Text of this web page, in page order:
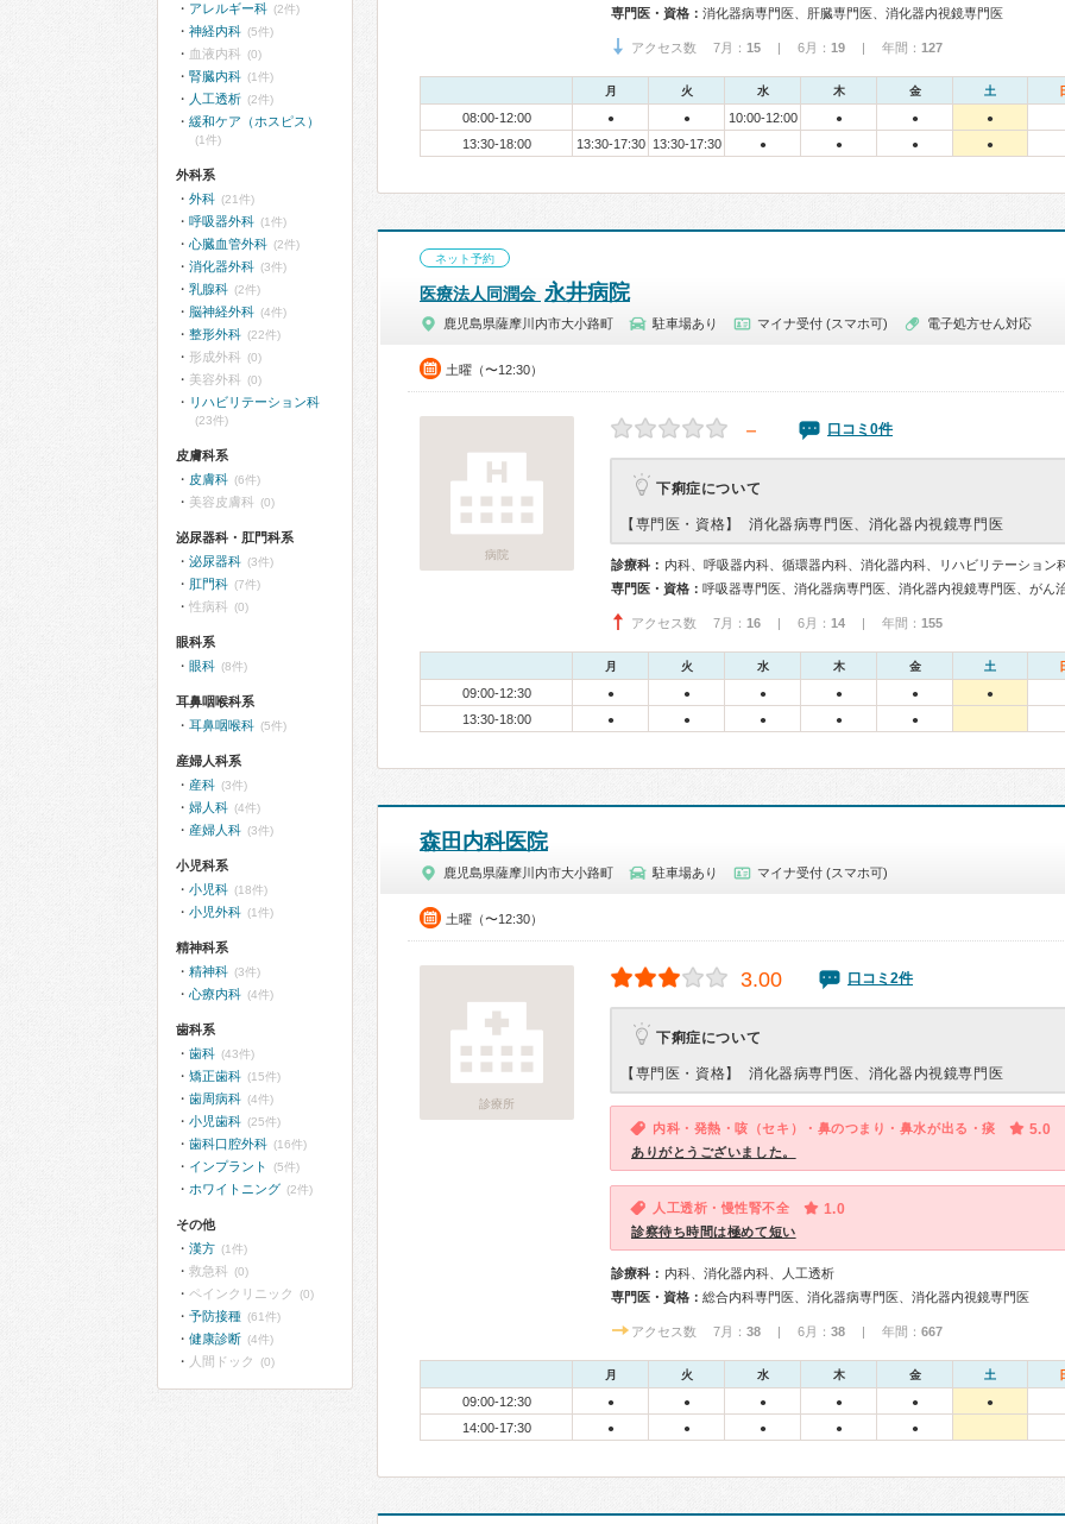
専門医・資格： 消化器病専門医、肝臓専門医、消化器内視鏡専門医
アクセス数 7月： 15 | 6月： 19 | 年間： 127
月 火 水 木 金 土
08:00-12:00 ● ● 10:00-12:00 ● ● ●
13:30-18:00 13:30-17:30 13:30-17:30 ● ● ● ●
ネット予約
医療法人同潤会 永井病院
鹿児島県薩摩川内市大小路町 駐車場あり マイナ受付 (スマホ可) 電子処方せん対応
土曜（〜12:30）
病院
－ 口コミ0件
下痢症について
【専門医・資格】 消化器病専門医、消化器内視鏡専門医
診療科： 内科、呼吸器内科、循環器内科、消化器内科、リハビリテーション
専門医・資格： 呼吸器専門医、消化器病専門医、消化器内視鏡専門医、がん
アクセス数 7月： 16 | 6月： 14 | 年間： 155
月 火 水 木 金 土
09:00-12:30 ● ● ● ● ● ●
13:30-18:00 ● ● ● ● ●
森田内科医院
鹿児島県薩摩川内市大小路町 駐車場あり マイナ受付 (スマホ可)
土曜（〜12:30）
診療所
3.00 口コミ2件
下痢症について
【専門医・資格】 消化器病専門医、消化器内視鏡専門医
内科・発熱・咳（セキ）・鼻のつまり・鼻水が出る・痰 5.0
ありがとうございました。
人工透析・慢性腎不全 1.0
診察待ち時間は極めて短い
診療科： 内科、消化器内科、人工透析
専門医・資格： 総合内科専門医、消化器病専門医、消化器内視鏡専門医
アクセス数 7月： 38 | 6月： 38 | 年間： 667
月 火 水 木 金 土
09:00-12:30 ● ● ● ● ● ●
14:00-17:30 ● ● ● ● ●
アレルギー科 (2件)
神経内科 (5件)
血液内科 (0)
腎臓内科 (1件)
人工透析 (2件)
緩和ケア（ホスピス）
(1件)
外科系
外科 (21件)
呼吸器外科 (1件)
心臓血管外科 (2件)
消化器外科 (3件)
乳腺科 (2件)
脳神経外科 (4件)
整形外科 (22件)
形成外科 (0)
美容外科 (0)
リハビリテーション科
(23件)
皮膚科系
皮膚科 (6件)
美容皮膚科 (0)
泌尿器科・肛門科系
泌尿器科 (3件)
肛門科 (7件)
性病科 (0)
眼科系
眼科 (8件)
耳鼻咽喉科系
耳鼻咽喉科 (5件)
産婦人科系
産科 (3件)
婦人科 (4件)
産婦人科 (3件)
小児科系
小児科 (18件)
小児外科 (1件)
精神科系
精神科 (3件)
心療内科 (4件)
歯科系
歯科 (43件)
矯正歯科 (15件)
歯周病科 (4件)
小児歯科 (25件)
歯科口腔外科 (16件)
インプラント (5件)
ホワイトニング (2件)
その他
漢方 (1件)
救急科 (0)
ペインクリニック (0)
予防接種 (61件)
健康診断 (4件)
人間ドック (0)